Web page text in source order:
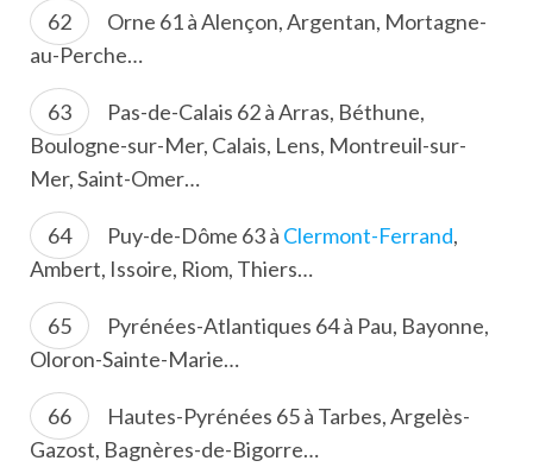
Orne 61 à Alençon, Argentan, Mortagne-
au-Perche…
Pas-de-Calais 62 à Arras, Béthune,
Boulogne-sur-Mer, Calais, Lens, Montreuil-sur-
Mer, Saint-Omer…
Puy-de-Dôme 63 à Clermont-Ferrand,
Ambert, Issoire, Riom, Thiers…
Pyrénées-Atlantiques 64 à Pau, Bayonne,
Oloron-Sainte-Marie…
Hautes-Pyrénées 65 à Tarbes, Argelès-
Gazost, Bagnères-de-Bigorre…